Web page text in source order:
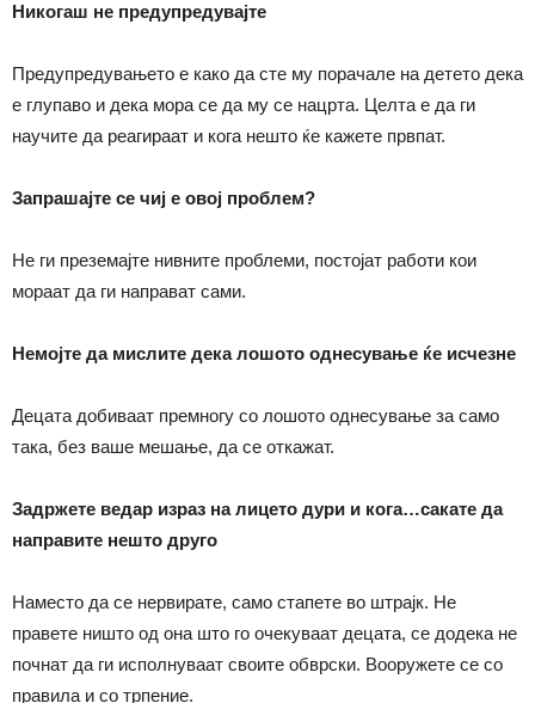
Никогаш не предупредувајте
Предупредувањето е како да сте му порачале на детето дека
е глупаво и дека мора се да му се нацрта. Целта е да ги
научите да реагираат и кога нешто ќе кажете првпат.
Запрашајте се чиј е овој проблем?
Не ги преземајте нивните проблеми, постојат работи кои
мораат да ги направат сами.
Немојте да мислите дека лошото однесување ќе исчезне
Децата добиваат премногу со лошото однесување за само
така, без ваше мешање, да се откажат.
Задржете ведар израз на лицето дури и кога…сакате да
направите нешто друго
Наместо да се нервирате, само стапете во штрајк. Не
правете ништо од она што го очекуваат децата, се додека не
почнат да ги исполнуваат своите обврски. Вооружете се со
правила и со трпение.